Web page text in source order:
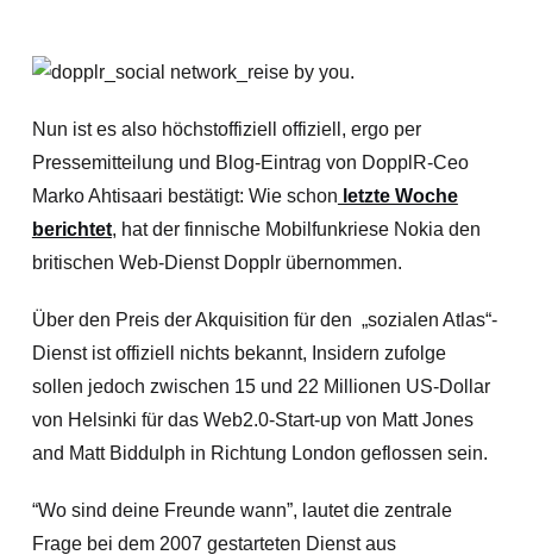
Nun ist es also höchstoffiziell offiziell, ergo per
Pressemitteilung und Blog-Eintrag von DopplR-Ceo
Marko Ahtisaari bestätigt: Wie schon letzte Woche
berichtet, hat der finnische Mobilfunkriese Nokia den
britischen Web-Dienst Dopplr übernommen.
Über den Preis der Akquisition für den „sozialen Atlas“-
Dienst ist offiziell nichts bekannt, Insidern zufolge
sollen jedoch zwischen 15 und 22 Millionen US-Dollar
von Helsinki für das Web2.0-Start-up von Matt Jones
and Matt Biddulph in Richtung London geflossen sein.
“Wo sind deine Freunde wann”, lautet die zentrale
Frage bei dem 2007 gestarteten Dienst aus